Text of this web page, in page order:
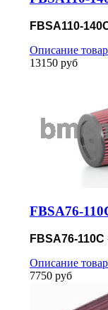
FBSA110-
Описание
13150 руб
FBSA76-
FBSA76-110C
Описание
7750 руб